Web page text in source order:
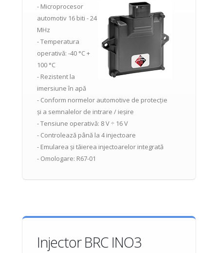
- Microprocesor
automotiv 16 biti - 24
MHz
- Temperatura
operativă: -40 °C +
100 °C
- Rezistent la
imersiune în apă
- Conform normelor automotive de protecție
și a semnalelor de intrare / ieșire
- Tensiune operativă: 8 V ÷ 16 V
- Controlează până la 4 injectoare
- Emularea și tăierea injectoarelor integrată
- Omologare: R67-01
Injector BRC INO3